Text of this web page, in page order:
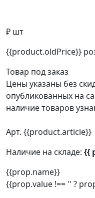
₽ шт
{{product.oldPrice}}
Товар под заказ
Цены указаны без
опубликованных на
наличие товаров
Арт. {{product.article}}
Наличие на складе: {{
{{prop.name}}
{{prop.value !== '' ?